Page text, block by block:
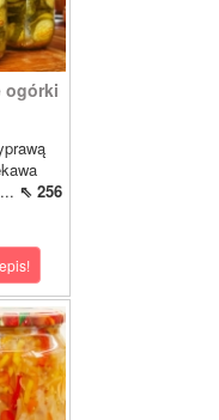
ogórki
⇖ 256